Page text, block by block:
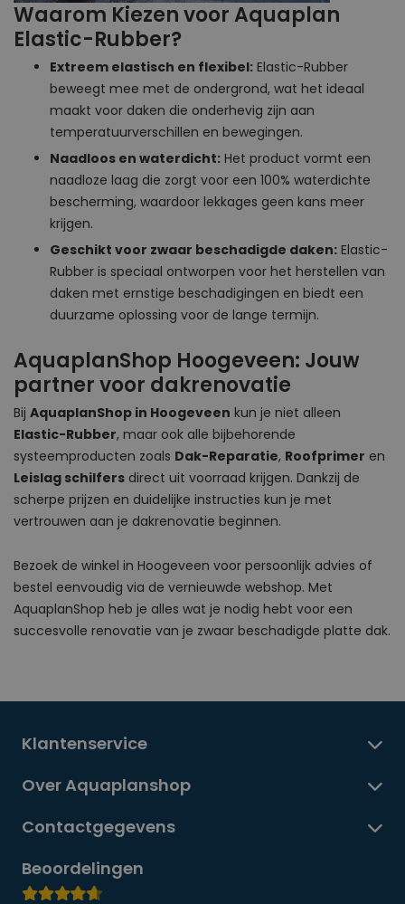
Waarom Kiezen voor Aquaplan
Elastic-Rubber?
Extreem elastisch en flexibel: Elastic-Rubber
beweegt mee met de ondergrond, wat het ideaal
maakt voor daken die onderhevig zijn aan
temperatuurverschillen en bewegingen.
Naadloos en waterdicht: Het product vormt een
naadloze laag die zorgt voor een 100% waterdichte
bescherming, waardoor lekkages geen kans meer
krijgen.
Geschikt voor zwaar beschadigde daken: Elastic-
Rubber is speciaal ontworpen voor het herstellen van
daken met ernstige beschadigingen en biedt een
duurzame oplossing voor de lange termijn.
AquaplanShop Hoogeveen: Jouw
partner voor dakrenovatie
Bij AquaplanShop in Hoogeveen kun je niet alleen
Elastic-Rubber, maar ook alle bijbehorende
systeemproducten zoals Dak-Reparatie, Roofprimer en
Leislag schilfers direct uit voorraad krijgen. Dankzij de
scherpe prijzen en duidelijke instructies kun je met
vertrouwen aan je dakrenovatie beginnen.
Bezoek de winkel in Hoogeveen voor persoonlijk advies of
bestel eenvoudig via de vernieuwde webshop. Met
AquaplanShop heb je alles wat je nodig hebt voor een
succesvolle renovatie van je zwaar beschadigde platte dak.
Klantenservice
Over Aquaplanshop
Contactgegevens
Beoordelingen